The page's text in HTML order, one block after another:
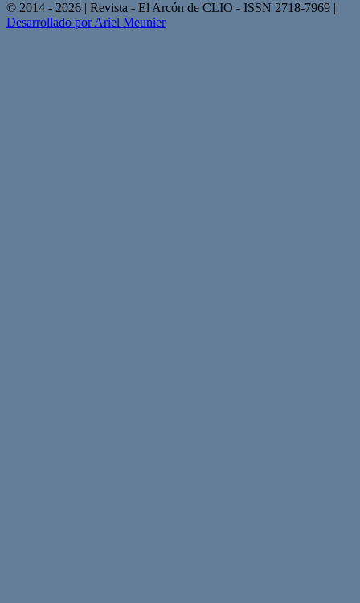
© 2014 - 2026 | Revista - El Arcón de CLIO - ISSN 2718-7969 |
Desarrollado por Ariel Meunier